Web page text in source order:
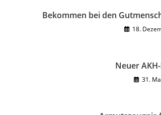
Bekommen bei den
18.
Neuer
31.